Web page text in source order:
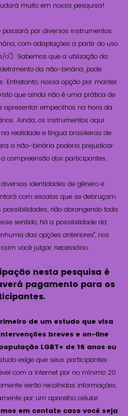
muito em nossa pesquisa!
passará por diversos instrumentos
com adaptações a partir do uso
o"). Sabemos que a utilização da
da não-binária, pode
Entretanto, nossa opção por manter
que ainda não é uma prática de
apresentar empecilhos na hora da
Ainda, os instrumentos aqui
realidade e língua brasileiras de
a não-binária poderia prejudicar
compreensão dos participantes.
identidades de gênero e
com escalas que se debruçam
não abrangendo toda
sentido, há a possibilidade da
das opções anteriores", nos
você julgar necessário.
nesta pesquisa é
pagamento para os
de um estudo que visa
breves e on-line
LGBT+ de 16 anos ou
exige que seus participantes
com a internet por no mínimo 20
serão recolhidas informações,
por um aparelho celular.
em contato caso você seja